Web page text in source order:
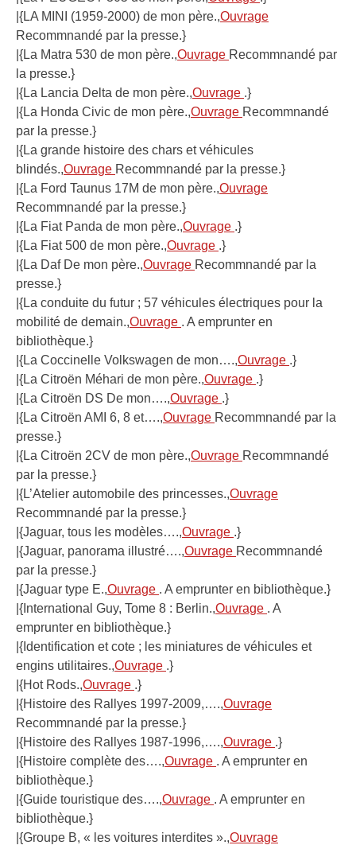
|{LA MINI (1959-2000) de mon père.,Ouvrage
Recommnandé par la presse.}
|{La Matra 530 de mon père.,Ouvrage Recommnandé par
la presse.}
|{La Lancia Delta de mon père.,Ouvrage .}
|{La Honda Civic de mon père.,Ouvrage Recommnandé
par la presse.}
|{La grande histoire des chars et véhicules
blindés.,Ouvrage Recommnandé par la presse.}
|{La Ford Taunus 17M de mon père.,Ouvrage
Recommnandé par la presse.}
|{La Fiat Panda de mon père.,Ouvrage .}
|{La Fiat 500 de mon père.,Ouvrage .}
|{La Daf De mon père.,Ouvrage Recommnandé par la
presse.}
|{La conduite du futur ; 57 véhicules électriques pour la
mobilité de demain.,Ouvrage . A emprunter en
bibliothèque.}
|{La Coccinelle Volkswagen de mon….,Ouvrage .}
|{La Citroën Méhari de mon père.,Ouvrage .}
|{La Citroën DS De mon….,Ouvrage .}
|{La Citroën AMI 6, 8 et….,Ouvrage Recommnandé par la
presse.}
|{La Citroën 2CV de mon père.,Ouvrage Recommnandé
par la presse.}
|{L’Atelier automobile des princesses.,Ouvrage
Recommnandé par la presse.}
|{Jaguar, tous les modèles….,Ouvrage .}
|{Jaguar, panorama illustré….,Ouvrage Recommnandé
par la presse.}
|{Jaguar type E.,Ouvrage . A emprunter en bibliothèque.}
|{International Guy, Tome 8 : Berlin.,Ouvrage . A
emprunter en bibliothèque.}
|{Identification et cote ; les miniatures de véhicules et
engins utilitaires.,Ouvrage .}
|{Hot Rods.,Ouvrage .}
|{Histoire des Rallyes 1997-2009,….,Ouvrage
Recommnandé par la presse.}
|{Histoire des Rallyes 1987-1996,….,Ouvrage .}
|{Histoire complète des….,Ouvrage . A emprunter en
bibliothèque.}
|{Guide touristique des….,Ouvrage . A emprunter en
bibliothèque.}
|{Groupe B, « les voitures interdites ».,Ouvrage